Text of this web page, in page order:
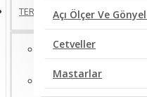
Açı Ölçer Ve
Cetveller
Mastarlar
TERMOMETRE ÇEŞİTLERİ
Sıcaklık Ölçer Dijital
Buzdolabı